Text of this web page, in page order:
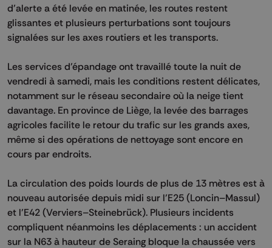
d’alerte a été levée en matinée, les routes restent
glissantes et plusieurs perturbations sont toujours
signalées sur les axes routiers et les transports.
Les services d’épandage ont travaillé toute la nuit de
vendredi à samedi, mais les conditions restent délicates,
notamment sur le réseau secondaire où la neige tient
davantage. En province de Liège, la levée des barrages
agricoles facilite le retour du trafic sur les grands axes,
même si des opérations de nettoyage sont encore en
cours par endroits.
La circulation des poids lourds de plus de 13 mètres est à
nouveau autorisée depuis midi sur l’E25 (Loncin–Massul)
et l’E42 (Verviers–Steinebrück). Plusieurs incidents
compliquent néanmoins les déplacements : un accident
sur la N63 à hauteur de Seraing bloque la chaussée vers